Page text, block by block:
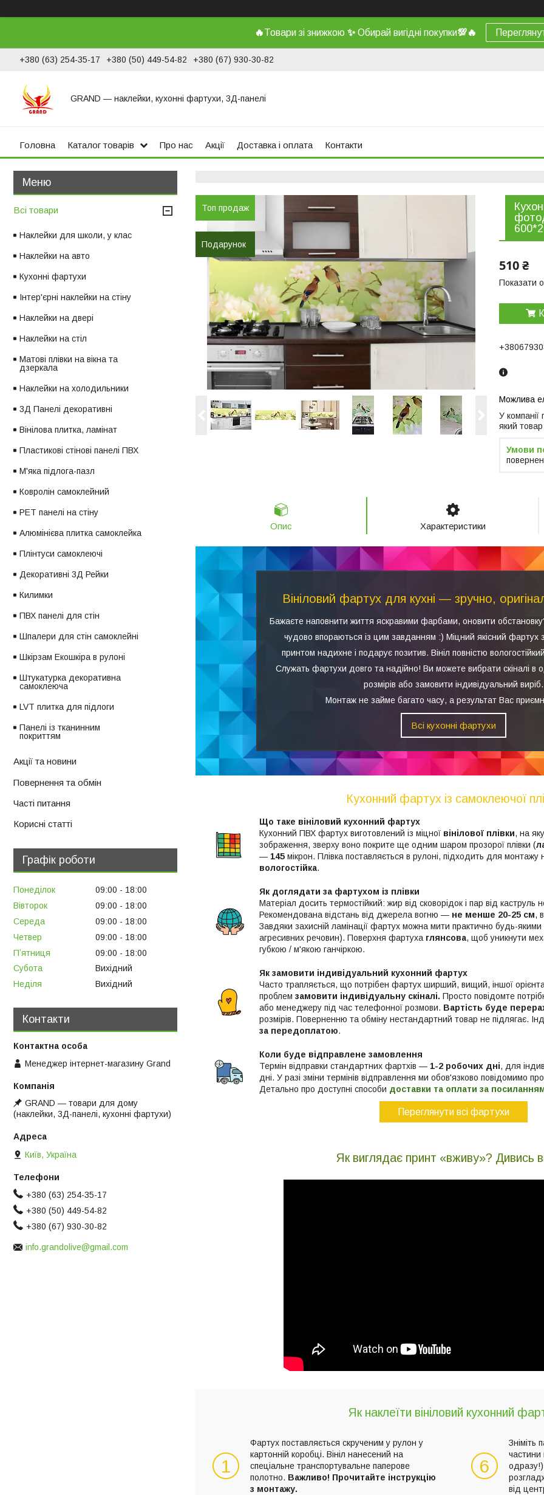
🔥Товари зі знижкою ✨Обирай вигідні покупки💯🔥
+380 (63) 254-35-17 +380 (50) 449-54-82 +380 (67) 930-30-82
GRAND ― наклейки, кухонні фартухи, 3Д-панелі
Головна Каталог товарів Про нас Акції Доставка і оплата Контакти
Топ продаж
Подарунок
510 ₴
Показати
У
який
Опис Характеристики
Вініловий фартух для кухні — зручно,
Бажаєте наповнити життя яскравими фарбами, оновити
чудово впораються із цим завданням :) Міцний якісний фартух
принтом надихне і подарує позитив. Вініл повністю
Служать фартухи довго та надійно! Ви можете вибрати скіналі в
розмірів або замовити індивідуальний виріб.
Монтаж не займе багато часу, а результат Вас
Всі кухонні фартухи
Кухонний фартух із самоклеючої
Що таке вініловий кухонний фартух
Кухонний ПВХ фартух виготовлений із міцної вінілової плівки, на
зображення, зверху воно покрите ще одним шаром прозорої плівки (
— 145 мікрон. Плівка поставляється в рулоні, підходить для монтажу
вологостійка.
Як доглядати за фартухом із плівки
Матеріал досить термостійкий: жир від сковорідок і пар від
Рекомендована відстань від джерела вогню — не менше 20-25 см,
Завдяки захисній ламінації фартух можна мити практично будь-
агресивних речовин). Поверхня фартуха глянсова, щоб уникнути
губкою / м'якою ганчіркою.
Як замовити індивідуальний кухонний фартух
Часто трапляється, що потрібен фартух ширший, вищий, іншої
проблем замовити індивідуальну скіналі. Просто повідомте
або менеджеру під час телефонної розмови. Вартість буде
розмірів. Поверненню та обміну нестандартний товар не підлягає.
за передоплатою.
Коли буде відправлене замовлення
Термін відправки стандартних фартхів — 1-2 робочих дні, для
дні. У разі зміни термінів відправлення ми обов'язково повідомимо
Детально про доступні способи доставки та оплати за
Переглянути всі фартухи
Як виглядає принт «вживу»? Дивись
Як наклеїти вініловий кухонний
1
Фартух поставляється скрученим у рулон у
картонній коробці. Вініл нанесений на
спеціальне транспортувальне паперове
полотно. Важливо! Прочитайте інструкцію
з монтажу.
6
Зніміть
частини
від
Всі товари
Наклейки для школи, у клас
Наклейки на авто
Кухонні фартухи
Інтер'єрні наклейки на стіну
Наклейки на двері
Наклейки на стіл
Матові плівки на вікна та
дзеркала
Наклейки на холодильники
3Д Панелі декоративні
Вінілова плитка, ламінат
Пластикові стінові панелі ПВХ
М'яка підлога-пазл
Ковролін самоклейний
PET панелі на стіну
Алюмінієва плитка самоклейка
Плінтуси самоклеючі
Декоративні 3Д Рейки
Килимки
ПВХ панелі для стін
Шпалери для стін самоклейні
Шкірзам Екошкіра в рулоні
Штукатурка декоративна
самоклеюча
LVT плитка для підлоги
Панелі із тканинним
покриттям
Акції та новини
Повернення та обмін
Часті питання
Корисні статті
Графік роботи
Понеділок 09:00
18:00
Вівторок
09:00
18:00
Середа
09:00
18:00
Четвер
09:00
18:00
Пʼятниця
09:00
18:00
Субота
Вихідний
Неділя
Вихідний
Контакти
Менеджер інтернет-магазину Grand
GRAND ― товари для дому
(наклейки, 3Д-панелі, кухонні фартухи)
Київ, Україна
+380 (63) 254-35-17
+380 (50) 449-54-82
+380 (67) 930-30-82
info.grandolive@gmail.com